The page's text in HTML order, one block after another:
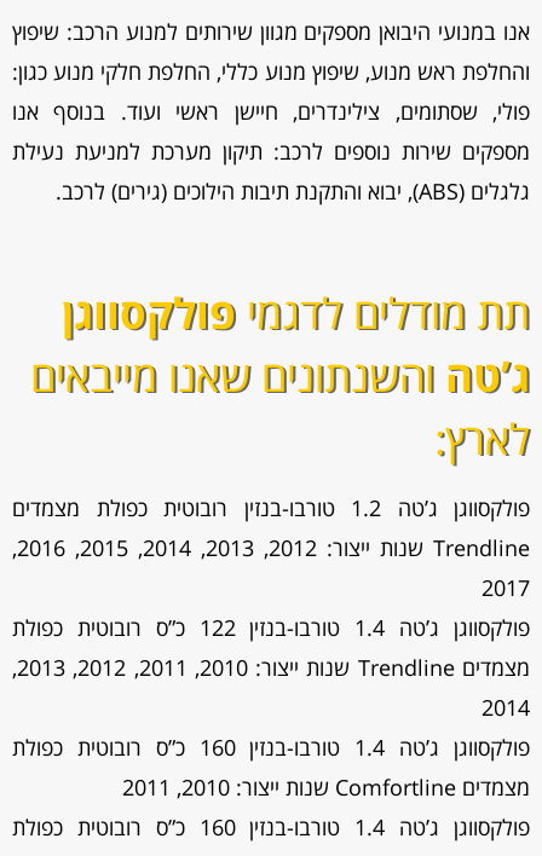
אנו במנועי היבואן מספקים מגוון שירותים למנוע הרכב: שיפוץ
והחלפת ראש מנוע, שיפוץ מנוע כללי, החלפת חלקי מנוע כגון:
פולי, שסתומים, צילינדרים, חיישן ראשי ועוד. בנוסף אנו
מספקים שירות נוספים לרכב: תיקון מערכת למניעת נעילת
גלגלים (ABS), יבוא והתקנת תיבות הילוכים (גירים) לרכב.
תת מודלים לדגמי פולקסווגן
ג’טה והשנתונים שאנו מייבאים
לארץ:
פולקסווגן ג’טה 1.2 טורבו-בנזין רובוטית כפולת מצמדים
Trendline שנות ייצור: 2012, 2013, 2014, 2015, 2016,
2017
פולקסווגן ג’טה 1.4 טורבו-בנזין 122 כ”ס רובוטית כפולת
מצמדים Trendline שנות ייצור: 2010, 2011, 2012, 2013,
2014
פולקסווגן ג’טה 1.4 טורבו-בנזין 160 כ”ס רובוטית כפולת
מצמדים Comfortline שנות ייצור: 2010, 2011
פולקסווגן ג’טה 1.4 טורבו-בנזין 160 כ”ס רובוטית כפולת